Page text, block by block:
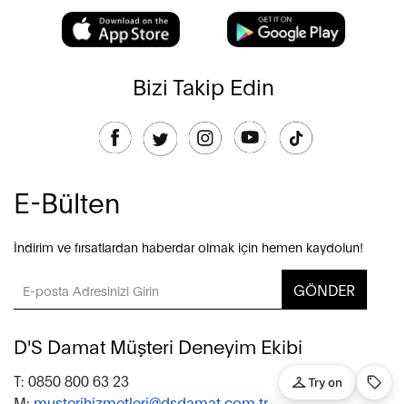
Bizi Takip Edin
E-Bülten
İndirim ve fırsatlardan haberdar olmak için hemen kaydolun!
GÖNDER
D'S Damat Müşteri Deneyim Ekibi
T: 0850 800 63 23